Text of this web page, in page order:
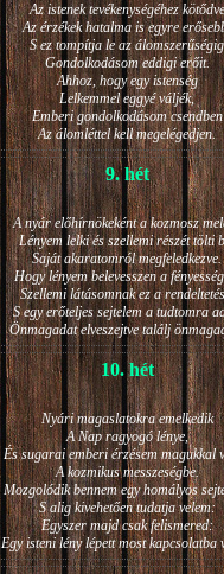
Az istenek tevékenységéhez kötődve
Az érzékek hatalma is egyre
S ez tompítja le az álomszerűségig
Gondolkodásom eddigi erőit.
Ahhoz, hogy egy istenség
Lelkemmel eggyé váljék,
Emberi gondolkodásom csendben
Az álomléttel kell megelégedjen.
9. hét
A nyár előhírnökeként a kozmosz
Lényem lelki és szellemi részét tölti
Saját akaratomról megfeledkezve.
Hogy lényem belevesszen a
Szellemi látásomnak ez a
S egy erőteljes sejtelem a tudtomra
Önmagadat elveszejtve találj
10. hét
Nyári magaslatokra emelkedik
A Nap ragyogó lénye,
És sugarai emberi érzésem magukkal
A kozmikus messzeségbe.
Mozgolódik bennem egy homályos
S alig kivehetően tudatja velem:
Egyszer majd csak felismered:
Egy isteni lény lépett most kapcsolatba